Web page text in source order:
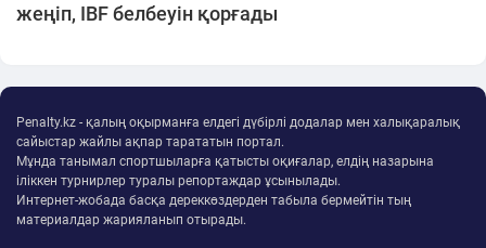
жеңіп, IBF белбеуін қорғады
Penalty.kz - қалың оқырманға елдегі дүбірлі додалар мен халықаралық
сайыстар жайлы ақпар тарататын портал.
Мұнда танымал спортшыларға қатысты оқиғалар, елдің назарына
іліккен турнирлер туралы репортаждар ұсынылады.
Интернет-жобада басқа дереккөздерден табыла бермейтін тың
материалдар жарияланып отырады.